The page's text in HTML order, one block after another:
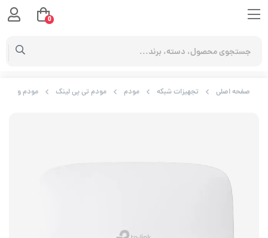
صفحه اصلی تجهیزات شبکه مودم مودم تی پی لینک مودم و روتر 4G-LTE تی پی-لینک مدل TL-MR105
0